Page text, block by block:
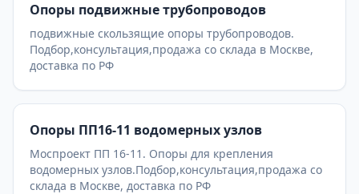
Опоры подвижные трубопроводов
подвижные скользящие опоры трубопроводов.
Подбор,консультация,продажа со склада в Москве,
доставка по РФ
Опоры ПП16-11 водомерных узлов
Моспроект ПП 16-11. Опоры для крепления
водомерных узлов.Подбор,консультация,продажа со
склада в Москве, доставка по РФ